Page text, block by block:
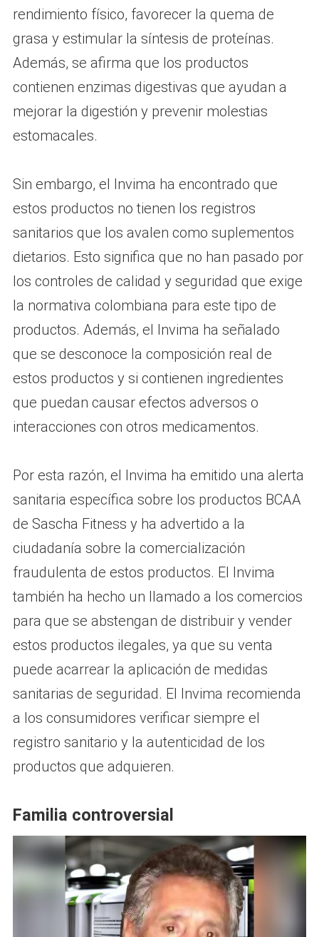
rendimiento físico, favorecer la quema de
grasa y estimular la síntesis de proteínas.
Además, se afirma que los productos
contienen enzimas digestivas que ayudan a
mejorar la digestión y prevenir molestias
estomacales.
Sin embargo, el Invima ha encontrado que
estos productos no tienen los registros
sanitarios que los avalen como suplementos
dietarios. Esto significa que no han pasado por
los controles de calidad y seguridad que exige
la normativa colombiana para este tipo de
productos. Además, el Invima ha señalado
que se desconoce la composición real de
estos productos y si contienen ingredientes
que puedan causar efectos adversos o
interacciones con otros medicamentos.
Por esta razón, el Invima ha emitido una alerta
sanitaria específica sobre los productos BCAA
de Sascha Fitness y ha advertido a la
ciudadanía sobre la comercialización
fraudulenta de estos productos. El Invima
también ha hecho un llamado a los comercios
para que se abstengan de distribuir y vender
estos productos ilegales, ya que su venta
puede acarrear la aplicación de medidas
sanitarias de seguridad. El Invima recomienda
a los consumidores verificar siempre el
registro sanitario y la autenticidad de los
productos que adquieren.
Familia controversial